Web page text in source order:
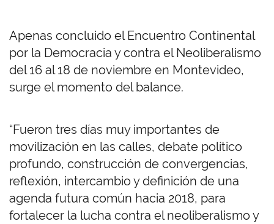
Apenas concluido el Encuentro Continental
por la Democracia y contra el Neoliberalismo
del 16 al 18 de noviembre en Montevideo,
surge el momento del balance.
“Fueron tres días muy importantes de
movilización en las calles, debate político
profundo, construcción de convergencias,
reflexión, intercambio y definición de una
agenda futura común hacia 2018, para
fortalecer la lucha contra el neoliberalismo y